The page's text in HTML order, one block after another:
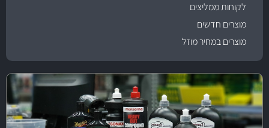
לקוחות ממליצים
מוצרים חדשים
מוצרים במחיר מוזל